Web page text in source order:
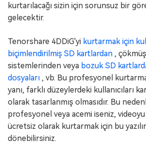
kurtarılacağı sizin için sorunsuz bir
gelecektir.
Tenorshare 4DDiG'yi kurtarmak için
biçimlendirilmiş SD kartlardan ,
sistemlerinden veya bozuk SD
dosyaları , vb. Bu profesyonel kurtarma
yanı, farklı düzeylerdeki kullanıcıları
olarak tasarlanmış olmasıdır. Bu
profesyonel veya acemi iseniz,
ücretsiz olarak kurtarmak için bu
dönebilirsiniz.